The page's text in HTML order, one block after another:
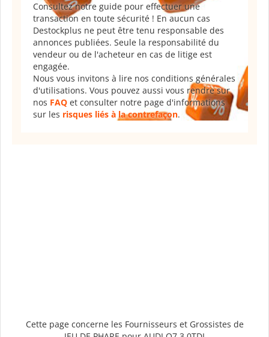
Consultez notre guide pour effectuer une
transaction en toute sécurité ! En aucun cas
Destockplus ne peut être tenu responsable des
annonces publiées. Seule la responsabilité du
vendeur ou de l'acheteur en cas de litige est
engagée.
Nous vous invitons à lire nos conditions générales
d'utilisations. Vous pouvez aussi vous rendre sur
nos FAQ et consulter notre page d'informations
sur les risques liés à la contrefaçon.
Cette page concerne les Fournisseurs et Grossistes de